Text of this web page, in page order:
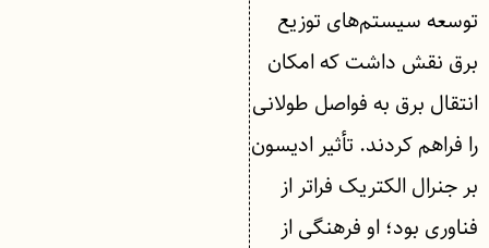
توسعه سیستم‌های توزیع
برق نقش داشت که امکان
انتقال برق به فواصل طولانی
را فراهم کردند. تأثیر ادیسون
بر جنرال الکتریک فراتر از
فناوری بود؛ او فرهنگی از